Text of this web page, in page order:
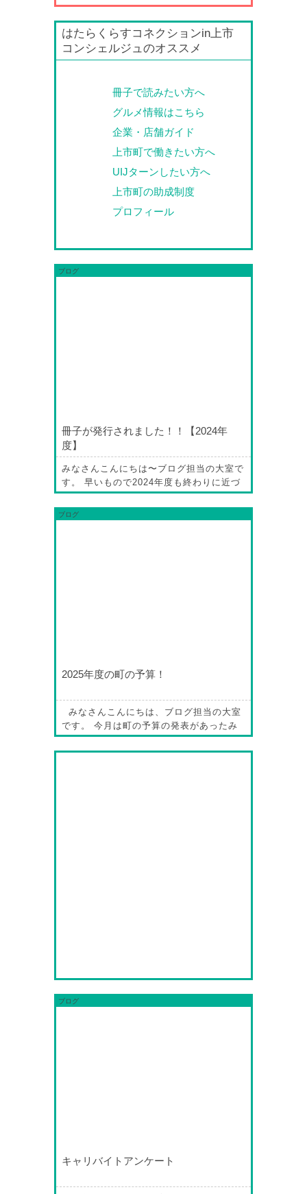
はたらくらすコネクションin上市
コンシェルジュのオススメ
冊子で読みたい方へ
グルメ情報はこちら
企業・店舗ガイド
上市町で働きたい方へ
UIJターンしたい方へ
上市町の助成制度
プロフィール
ブログ
冊子が発行されました！！【2024年
度】
みなさんこんにちは〜ブログ担当の大室で
す。 早いもので2024年度も終わりに近づ
きましたね、恒例のはたらくらすコネクシ
ョンの冊子が発行されました！！ みなさ
んお気付きですよね……そう、表紙リニュ
ブログ
2025年度の町の予算！
みなさんこんにちは、ブログ担当の大室
です。 今月は町の予算の発表があったみ
たいですね、みなさん、私たちが納めてい
る税金がどんなふうに使われているか興味
ブログ
キャリバイトアンケート